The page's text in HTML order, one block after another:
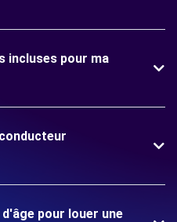
incluses pour ma
pour louer une